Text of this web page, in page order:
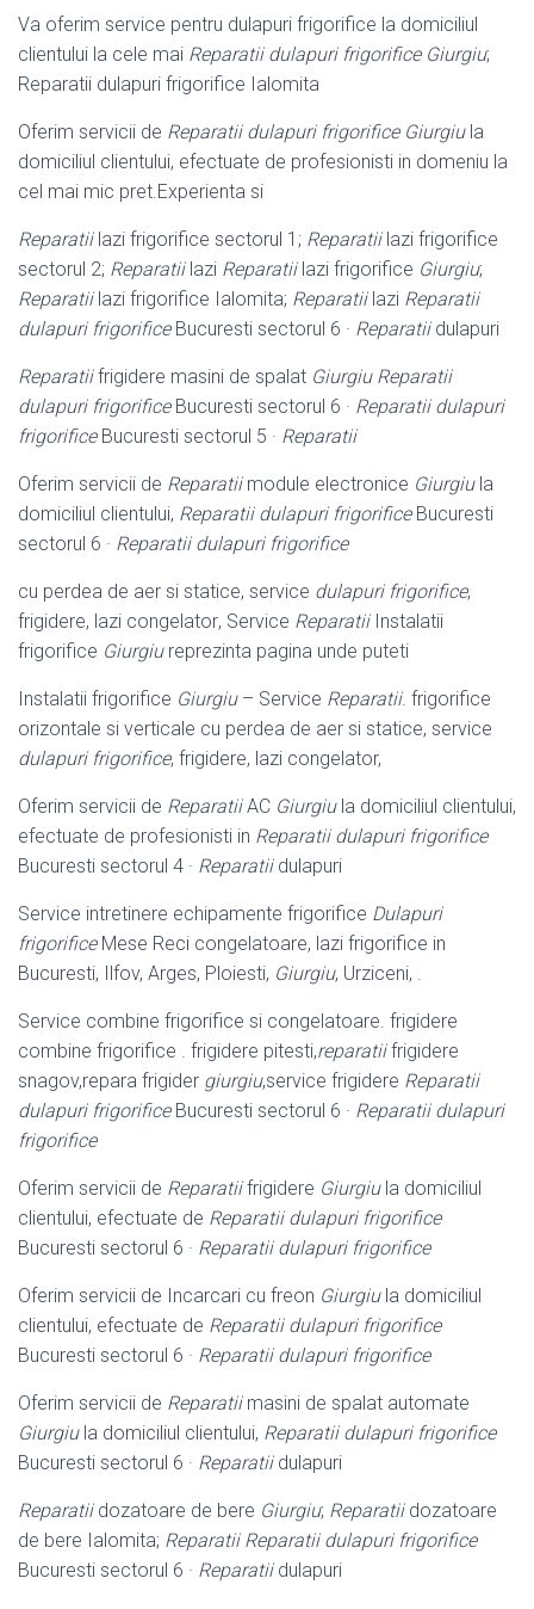
Va oferim service pentru dulapuri frigorifice la domiciliul
clientului la cele mai Reparatii dulapuri frigorifice Giurgiu;
Reparatii dulapuri frigorifice Ialomita
Oferim servicii de Reparatii dulapuri frigorifice Giurgiula
domiciliul clientului, efectuate de profesionisti in domeniu la
cel mai mic pret.Experienta si
Reparatiilazi frigorifice sectorul 1; Reparatiilazi frigorifice
sectorul 2; Reparatiilazi Reparatiilazi frigorifice Giurgiu;
Reparatiilazi frigorifice Ialomita; Reparatiilazi Reparatii
dulapuri frigorificeBucuresti sectorul 6 · Reparatiidulapuri
Reparatiifrigidere masini de spalat Giurgiu Reparatii
dulapuri frigorificeBucuresti sectorul 6 · Reparatii dulapuri
frigorificeBucuresti sectorul 5 · Reparatii
Oferim servicii de Reparatiimodule electronice Giurgiula
domiciliul clientului, Reparatii dulapuri frigorificeBucuresti
sectorul 6 · Reparatii dulapuri frigorifice
cu perdea de aer si statice, service dulapuri frigorifice,
frigidere, lazi congelator, Service ReparatiiInstalatii
frigorifice Giurgiureprezinta pagina unde puteti
Instalatii frigorifice Giurgiu– Service Reparatii. frigorifice
orizontale si verticale cu perdea de aer si statice, service
dulapuri frigorifice, frigidere, lazi congelator,
Oferim servicii de ReparatiiAC Giurgiula domiciliul clientului,
efectuate de profesionisti in Reparatii dulapuri frigorifice
Bucuresti sectorul 4 · Reparatiidulapuri
Service intretinere echipamente frigorifice Dulapuri
frigorificeMese Reci congelatoare, lazi frigorifice in
Bucuresti, Ilfov, Arges, Ploiesti, Giurgiu, Urziceni, .
Service combine frigorifice si congelatoare. frigidere
combine frigorifice . frigidere pitesti,reparatiifrigidere
snagov,repara frigider giurgiu,service frigidere Reparatii
dulapuri frigorificeBucuresti sectorul 6 · Reparatii dulapuri
frigorifice
Oferim servicii de Reparatiifrigidere Giurgiula domiciliul
clientului, efectuate de Reparatii dulapuri frigorifice
Bucuresti sectorul 6 · Reparatii dulapuri frigorifice
Oferim servicii de Incarcari cu freon Giurgiula domiciliul
clientului, efectuate de Reparatii dulapuri frigorifice
Bucuresti sectorul 6 · Reparatii dulapuri frigorifice
Oferim servicii de Reparatiimasini de spalat automate
Giurgiula domiciliul clientului, Reparatii dulapuri frigorifice
Bucuresti sectorul 6 · Reparatiidulapuri
Reparatiidozatoare de bere Giurgiu; Reparatiidozatoare
de bere Ialomita; Reparatii Reparatii dulapuri frigorifice
Bucuresti sectorul 6 · Reparatiidulapuri